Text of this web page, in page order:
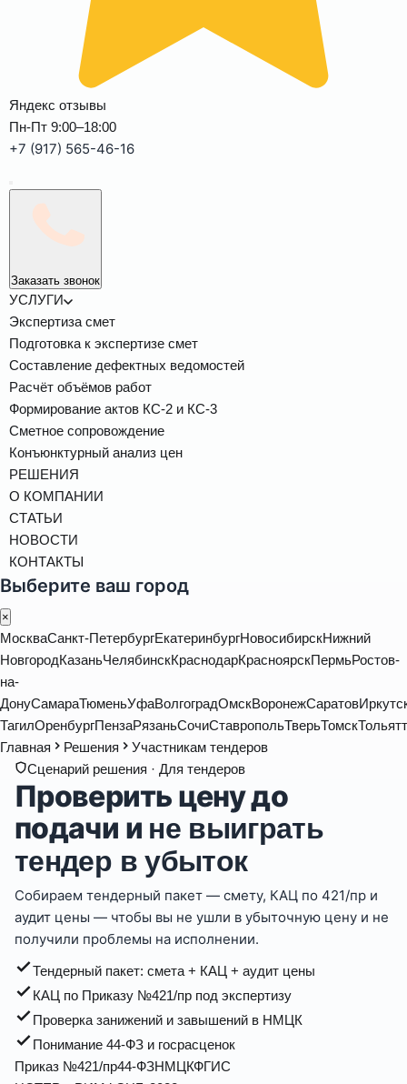
Яндекс отзывы
Пн-Пт 9:00–18:00
+7 (917) 565-46-16
Заказать звонок
УСЛУГИ
Экспертиза смет
Подготовка к экспертизе смет
Составление дефектных ведомостей
Расчёт объёмов работ
Формирование актов КС-2 и КС-3
Сметное сопровождение
Конъюнктурный анализ цен
РЕШЕНИЯ
О КОМПАНИИ
СТАТЬИ
НОВОСТИ
КОНТАКТЫ
Выберите ваш город
×
МоскваСанкт-ПетербургЕкатеринбургНовосибирскНижний
НовгородКазаньЧелябинскКраснодарКрасноярскПермьРостов-
на-
ДонуСамараТюменьУфаВолгоградОмскВоронежСаратов
ТагилОренбургПензаРязаньСочиСтавропольТверьТомск
Главная
Решения
Участникам тендеров
Сценарий решения · Для тендеров
Проверить цену до
подачи и не выиграть
тендер в убыток
Собираем тендерный пакет — смету, КАЦ по 421/пр и
аудит цены — чтобы вы не ушли в убыточную цену и не
получили проблемы на исполнении.
Тендерный пакет: смета + КАЦ + аудит цены
КАЦ по Приказу №421/пр под экспертизу
Проверка занижений и завышений в НМЦК
Понимание 44-ФЗ и госрасценок
Приказ №421/пр44-ФЗНМЦКФГИС